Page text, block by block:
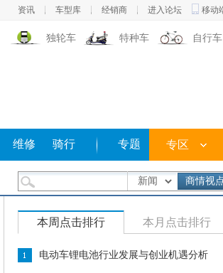
资讯
|
车型库
|
经销商
|
进入论坛 移动
独轮车 特种车 自行车
维修 骑行 专题 专区
商情视
本周点击排行 本月点击排行
电动车锂电池行业发展与创业机遇分析